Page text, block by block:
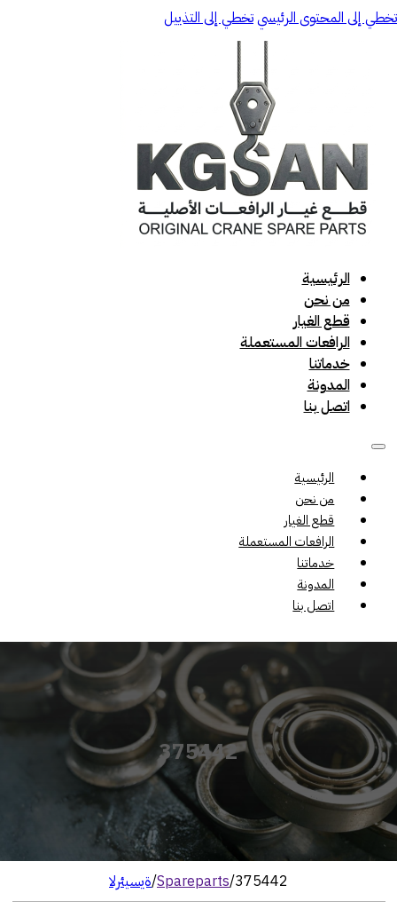
تخطي إلى المحتوى الرئيسيتخطي إلى التذييل
الرئيسية
من نحن
قطع الغيار
الرافعات المستعملة
خدماتنا
المدونة
اتصل بنا
الرئيسية
من نحن
قطع الغيار
الرافعات المستعملة
خدماتنا
المدونة
اتصل بنا
375442
الرئيسية/Spareparts/375442